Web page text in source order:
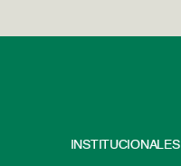
INSTITUCIONALES